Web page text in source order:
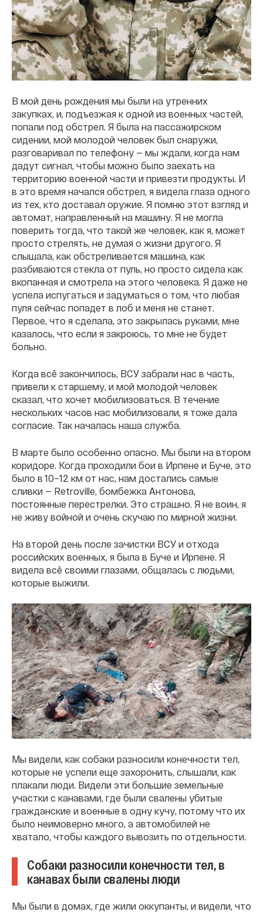
В мой день рождения мы были на утренних
закупках, и, подъезжая к одной из военных частей,
попали под обстрел. Я была на пассажирском
сидении, мой молодой человек был снаружи,
разговаривал по телефону — мы ждали, когда нам
дадут сигнал, чтобы можно было заехать на
территорию военной части и привезти продукты. И
в это время начался обстрел, я видела глаза одного
из тех, кто доставал оружие. Я помню этот взгляд и
автомат, направленный на машину. Я не могла
поверить тогда, что такой же человек, как я, может
просто стрелять, не думая о жизни другого. Я
слышала, как обстреливается машина, как
разбиваются стекла от пуль, но просто сидела как
вкопанная и смотрела на этого человека. Я даже не
успела испугаться и задуматься о том, что любая
пуля сейчас попадет в лоб и меня не станет.
Первое, что я сделала, это закрылась руками, мне
казалось, что если я закроюсь, то мне не будет
больно.
Когда всё закончилось, ВСУ забрали нас в часть,
привели к старшему, и мой молодой человек
сказал, что хочет мобилизоваться. В течение
нескольких часов нас мобилизовали, я тоже дала
согласие. Так началась наша служба.
В марте было особенно опасно. Мы были на втором
коридоре. Когда проходили бои в Ирпене и Буче, это
было в 10–12 км от нас, нам достались самые
сливки — Retroville, бомбежка Антонова,
постоянные перестрелки. Это страшно. Я не воин, я
не живу войной и очень скучаю по мирной жизни.
На второй день после зачистки ВСУ и отхода
российских военных, я была в Буче и Ирпене. Я
видела всё своими глазами, общалась с людьми,
которые выжили.
Мы видели, как собаки разносили конечности тел,
которые не успели еще захоронить, слышали, как
плакали люди. Видели эти большие земельные
участки с канавами, где были свалены убитые
гражданские и военные в одну кучу, потому что их
было неимоверно много, а автомобилей не
хватало, чтобы каждого вывозить по отдельности.
Собаки разносили конечности тел, в
канавах были свалены люди
Мы были в домах, где жили оккупанты, и видели, что